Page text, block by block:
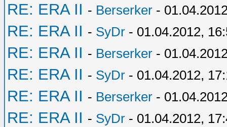
RE: ERA II - Berserker -
RE: ERA II - SyDr - 01.04.2012,
RE: ERA II - Berserker -
RE: ERA II - SyDr - 01.04.2012,
RE: ERA II - Berserker -
RE: ERA II - SyDr - 01.04.2012,